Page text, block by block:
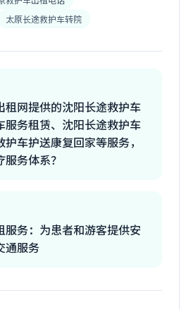
太原长途救护车转院
租网提供的沈阳长途救护车
服务租赁、沈阳长途救护车
车护送康复回家等服务，
务体系？
服务：为患者和游客提供安
通服务